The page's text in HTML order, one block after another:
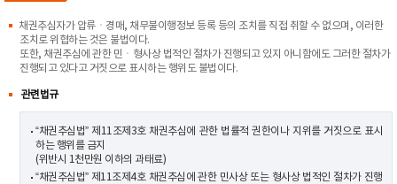
채권추심자가 압류ㆍ경매, 채무불이행정보 등록 등의 조치를 직접 취할 수 없으며, 이러한
조치로 위협하는 것은 불법이다.
또한, 채권추심에 관한 민ㆍ형사상 법적인 절차가 진행되고 있지 아니함에도 그러한 절차가
진행되고 있다고 거짓으로 표시하는 행위도 불법이다.
관련법규
“채권추심법” 제11조제3호 채권추심에 관한 법률적 권한이나 지위를 거짓으로 표시
하는 행위를 금지
(위반시 1천만원 이하의 과태료)
“채권추심법” 제11조제4호 채권추심에 관한 민사상 또는 형사상 법적인 절차가 진행